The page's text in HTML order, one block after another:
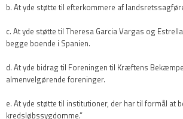
b. At yde støtte til efterkommere af
c. At yde støtte til Theresa Garcia Vargas og
begge boende i Spanien.
d. At yde bidrag til Foreningen til Kræftens
almenvelgørende foreninger.
e. At yde støtte til institutioner, der har til formål at
kredsløbssygdomme.”​